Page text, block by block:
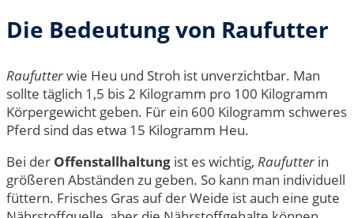
Die Bedeutung von Raufutter
Raufutterwie Heu und Stroh ist unverzichtbar. Man
sollte täglich 1,5 bis 2 Kilogramm pro 100 Kilogramm
Körpergewicht geben. Für ein 600 Kilogramm schweres
Pferd sind das etwa 15 Kilogramm Heu.
Bei der Offenstallhaltung ist es wichtig, Raufutter in
größeren Abständen zu geben. So kann man individuell
füttern. Frisches Gras auf der Weide ist auch eine gute